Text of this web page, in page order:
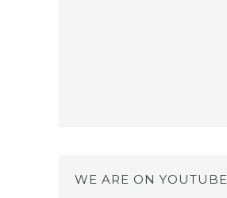
WE ARE ON YOUTUBE